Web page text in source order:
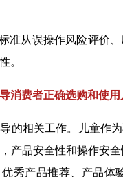
准从误操作风险评价
。
消费者正确选购和使
的相关工作。儿童作
产品安全性和操作安
秀产品推荐、产品体